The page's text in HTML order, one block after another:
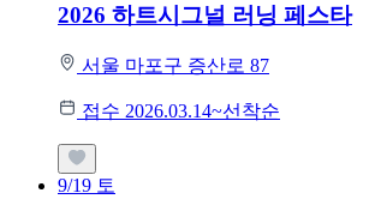
2026 하트시그널 러닝 페스타
서울 마포구 증산로 87
접수 2026.03.14~선착순
9/19 토